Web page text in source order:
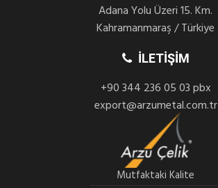
Adana Yolu Üzeri 15. Km.
Kahramanmaraş / Türkiye
İLETIŞIM
+90 344 236 05 03 pbx
export@arzumetal.com.tr
Mutfaktaki Kalite